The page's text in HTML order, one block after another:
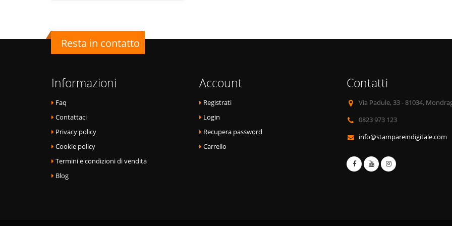
Resta in contatto
Informazioni
Faq
Contattaci
Privacy policy
Cookie policy
Termini e condizioni di vendita
Blog
Account
Registrati
Login
Recupera password
Carrello
Contatti
Via Padule, 33 - 81034,
0823 973 123
info@stampareindigitale.com